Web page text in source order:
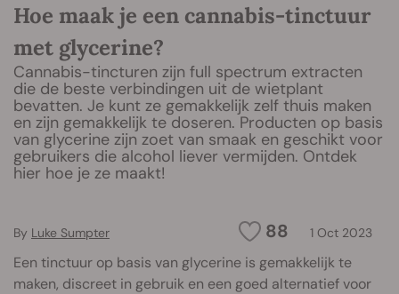
Hoe maak je een cannabis-tinctuur
met glycerine?
Cannabis-tincturen zijn full spectrum extracten
die de beste verbindingen uit de wietplant
bevatten. Je kunt ze gemakkelijk zelf thuis maken
en zijn gemakkelijk te doseren. Producten op basis
van glycerine zijn zoet van smaak en geschikt voor
gebruikers die alcohol liever vermijden. Ontdek
hier hoe je ze maakt!
88 1 Oct 2023
By Luke Sumpter
Een tinctuur op basis van glycerine is gemakkelijk te
maken, discreet in gebruik en een goed alternatief voor